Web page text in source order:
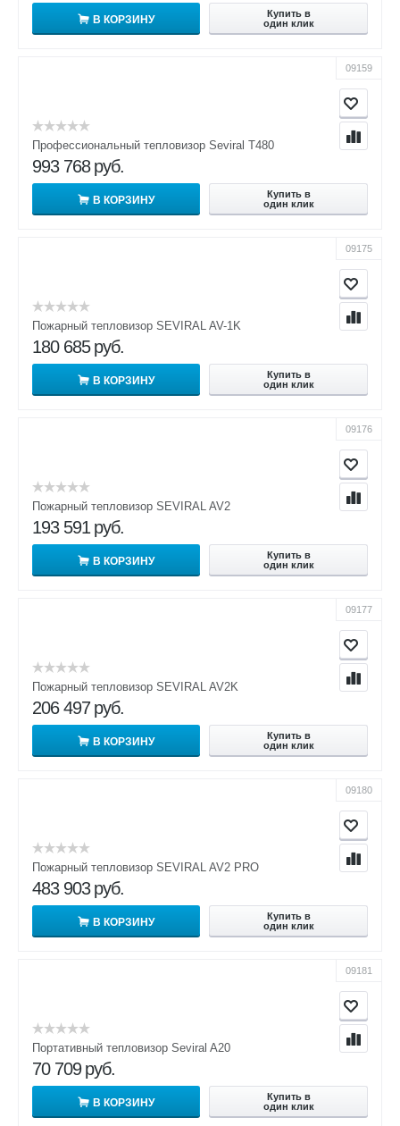
В КОРЗИНУ
Купить в
один клик
09159
Профессиональный тепловизор Seviral T480
993 768 руб.
В КОРЗИНУ
Купить в
один клик
09175
Пожарный тепловизор SEVIRAL AV-1K
180 685 руб.
В КОРЗИНУ
Купить в
один клик
09176
Пожарный тепловизор SEVIRAL AV2
193 591 руб.
В КОРЗИНУ
Купить в
один клик
09177
Пожарный тепловизор SEVIRAL AV2K
206 497 руб.
В КОРЗИНУ
Купить в
один клик
09180
Пожарный тепловизор SEVIRAL AV2 PRO
483 903 руб.
В КОРЗИНУ
Купить в
один клик
09181
Портативный тепловизор Seviral A20
70 709 руб.
В КОРЗИНУ
Купить в
один клик